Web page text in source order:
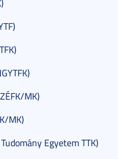
MK)
MK)
Egyetem TTK)